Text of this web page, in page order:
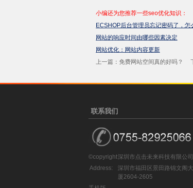
小编还为您推荐一些seo优化知识：
ECSHOP后台管理员忘记密码了，怎
网站的响应时间由哪些因素决定
网站优化：网站内容更新
上一篇： 免费网站空间真的好吗？
联系我们
©copyright深圳市点击未来科技有限公司
Address:
深圳市福田区景田路锦文阁大
厦2604-2605